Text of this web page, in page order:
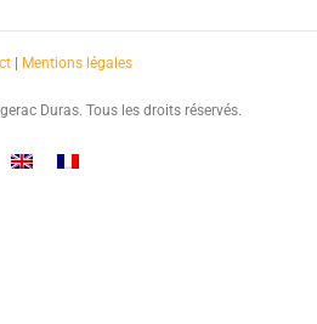
| Mentions légales
Duras. Tous les droits réservés.